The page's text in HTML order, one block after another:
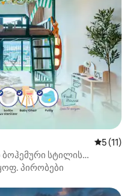
საშუალო
5 (11)
ბოჰემური სტილის
ზემოთ
პირობები